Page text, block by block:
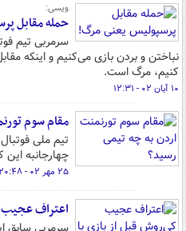
ویسی:
حمله مقابل
سرمربی تیم
نباختن و بردن بازی می‌کنیم و اینکه
کنیم، مرگ است.
۱۰ آبان ۰۲ - ۱۲:۳۱
مقام سوم
تیم ملی
چهارجانبه
۲۵ مهر ۰۲ - ۲۰:۴۸
اعتراف عجیب